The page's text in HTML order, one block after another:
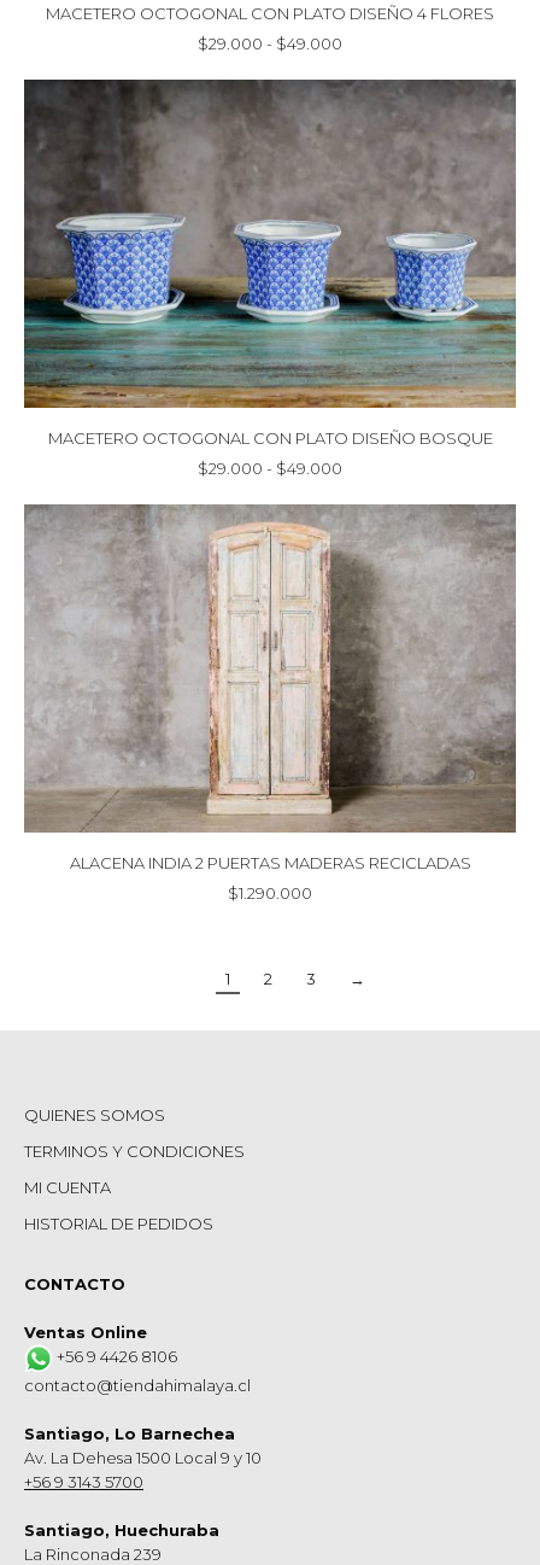
MACETERO OCTOGONAL CON PLATO DISEÑO 4 FLORES
$29.000 - $49.000
precios:
$29.000
MACETERO OCTOGONAL CON PLATO DISEÑO BOSQUE
$29.000 - $49.000
precios:
desde
$29.000
$49.000
ALACENA INDIA 2 PUERTAS MADERAS RECICLADAS
$1.290.000
1 2 3 →
QUIENES SOMOS
TERMINOS Y CONDICIONES
MI CUENTA
HISTORIAL DE PEDIDOS
CONTACTO
Ventas Online
+56 9 4426 8106
contacto@tiendahimalaya.cl
Santiago, Lo Barnechea
Av. La Dehesa 1500 Local 9 y 10
+56 9 3143 5700
Santiago, Huechuraba
La Rinconada 239